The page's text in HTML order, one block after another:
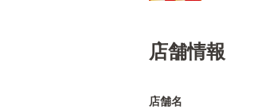
店舗情報
店舗名